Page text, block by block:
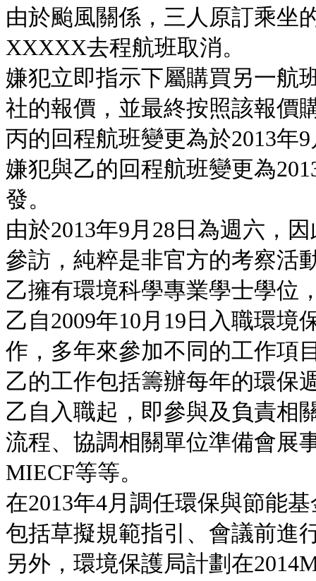
由於颱風關係，三人原訂乘坐
XXXXX去程航班取消。
嫌犯立即指示下屬購買另一航
社的報價，並最終按照該報價
丙的回程航班變更為於2013年
嫌犯與乙的回程航班變更為
發。
由於2013年9月28日為週六，
參訪，純粹是非官方的考察活
乙擁有環境科學專業學士學位
乙自2009年10月19日入職環
作，多年來參加不同的工作項
乙的工作包括籌辦每年的環保
乙自入職起，即參與及負責相
流程、協調相關單位準備會展
MIECF等等。
在2013年4月調任環保與節能
包括草擬規範指引、會議前進
另外，環境保護局計劃在